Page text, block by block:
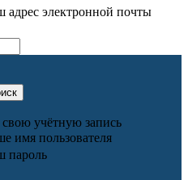
адрес электронной почты
учётную запись
имя пользователя
пароль